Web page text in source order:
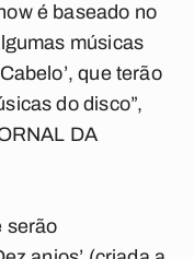
é baseado no
músicas
que terão
do disco”,
DA
serão